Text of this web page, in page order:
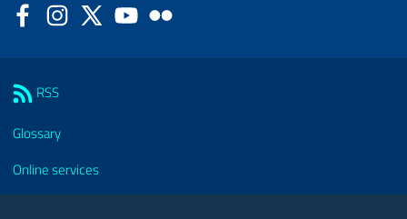
FacebookInstagram
Twitter YouTube
RSS
Glossary
Online services